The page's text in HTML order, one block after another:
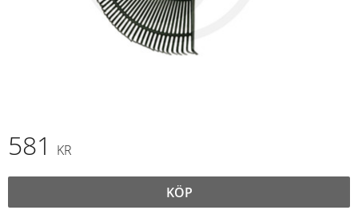
581 KR
KÖP